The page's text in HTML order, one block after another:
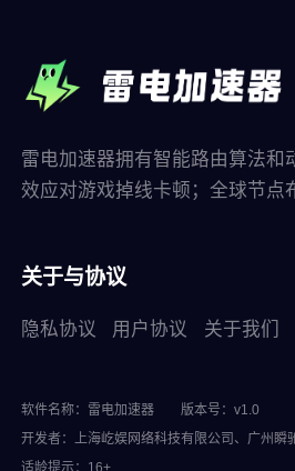
雷电加速器拥有智能路由算法和
效应对游戏掉线卡顿；全球节点
关于与协议
隐私协议 用户协议 关于我们
软件名称：雷电加速器
版本号：v1.0
开发者：上海屹娱网络科技有限公司、广州瞬
适龄提示：16+